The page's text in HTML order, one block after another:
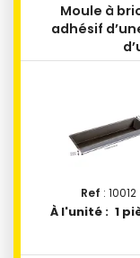
Ref : 10012
À l'unité : 1
Moule à
adhésif